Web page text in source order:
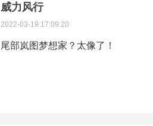
威力风行
2022-03-19 17:09:20
尾部岚图梦想家？太像了！